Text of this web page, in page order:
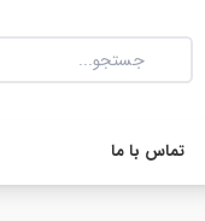
تماس با ما